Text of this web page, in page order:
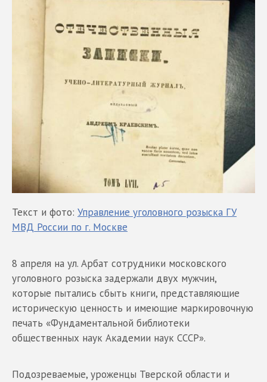
Текст и фото: Управление уголовного розыска ГУ
МВД России по г. Москве
8 апреля на ул. Арбат сотрудники московского
уголовного розыска задержали двух мужчин,
которые пытались сбыть книги, представляющие
историческую ценность и имеющие маркировочную
печать «Фундаментальной библиотеки
общественных наук Академии наук СССР».
Подозреваемые, уроженцы Тверской области и